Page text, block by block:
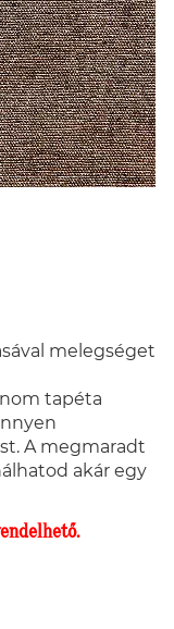
melegséget
tapéta
A megmaradt
akár egy